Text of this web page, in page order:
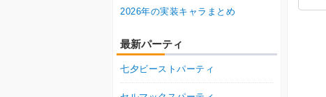
2026年の実装キャラまとめ
最新パーティ
七夕ビーストパーティ